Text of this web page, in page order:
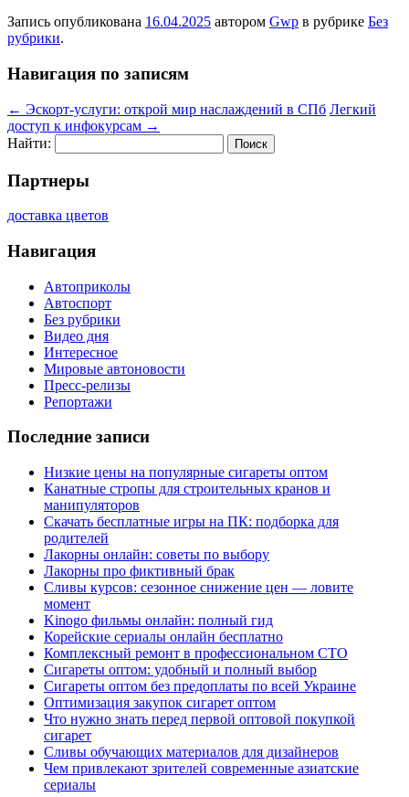
Запись опубликована 16.04.2025 автором Gwp в рубрике Без
рубрики.
Навигация по записям
← Эскорт-услуги: открой мир наслаждений в СПб Легкий
доступ к инфокурсам →
Найти:
Партнеры
доставка цветов
Навигация
Автоприколы
Автоспорт
Без рубрики
Видео дня
Интересное
Мировые автоновости
Пресс-релизы
Репортажи
Последние записи
Низкие цены на популярные сигареты оптом
Канатные стропы для строительных кранов и
манипуляторов
Скачать бесплатные игры на ПК: подборка для
родителей
Лакорны онлайн: советы по выбору
Лакорны про фиктивный брак
Сливы курсов: сезонное снижение цен — ловите
момент
Kinogo фильмы онлайн: полный гид
Корейские сериалы онлайн бесплатно
Комплексный ремонт в профессиональном СТО
Сигареты оптом: удобный и полный выбор
Сигареты оптом без предоплаты по всей Украине
Оптимизация закупок сигарет оптом
Что нужно знать перед первой оптовой покупкой
сигарет
Сливы обучающих материалов для дизайнеров
Чем привлекают зрителей современные азиатские
сериалы